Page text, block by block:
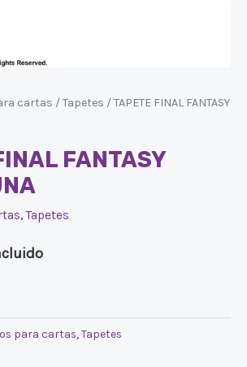
cartas /Tapetes / TAPETE FINAL FANTASY
FANTASY
,Tapetes
para cartas,Tapetes